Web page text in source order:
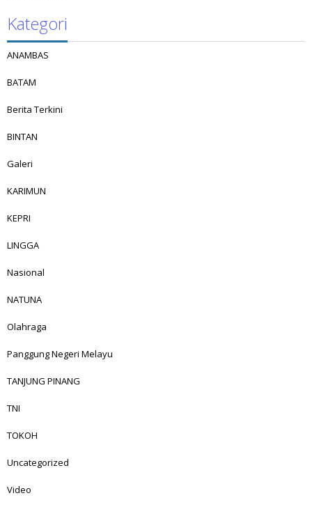
Kategori
ANAMBAS
BATAM
Berita Terkini
BINTAN
Galeri
KARIMUN
KEPRI
LINGGA
Nasional
NATUNA
Olahraga
Panggung Negeri Melayu
TANJUNG PINANG
TNI
TOKOH
Uncategorized
Video